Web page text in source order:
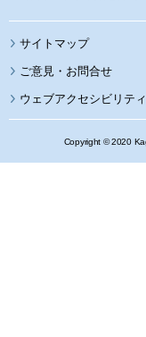
サイトマップ
ウェブアクセシビリテ
Copyright © 2020